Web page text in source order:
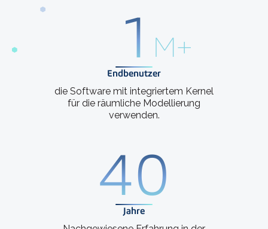
1 M+
Endbenutzer
die Software mit integriertem Kernel
für die räumliche Modellierung
verwenden.
40
Jahre